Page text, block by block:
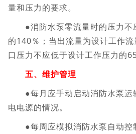
量和压力的要求。
●消防水泵零流量时的压力不
的140％；当出流量为设计工作
口压力不应低于设计工作压力的65
五、维护管理
●每月应手动启动消防水泵运
电电源的情况。
●每周应模拟消防水泵自动控